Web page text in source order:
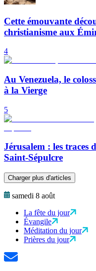
Cette émouvante
christianisme aux
4
Au Venezuela, le
à la Vierge
5
Jérusalem : les traces
Saint-Sépulcre
Charger plus d'articles
samedi 8 août
La fête du jour
Évangile
Méditation du jour
Prières du jour